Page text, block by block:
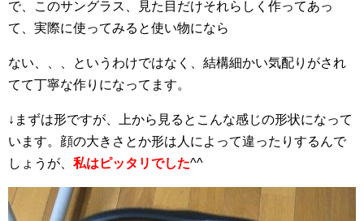
で、このサングラス、見た目だけそれらしく作ってあっ
て、実際に使ってみると使い物になら
ない、、、というわけではなく、結構細かい気配りがされ
てて丁寧な作りになってます。
↓まずは形ですが、上から見るとこんな感じの形状になって
います。顔の大きさとか形は人によって違ったりするんで
しょうが、 私はピッタリでした^^